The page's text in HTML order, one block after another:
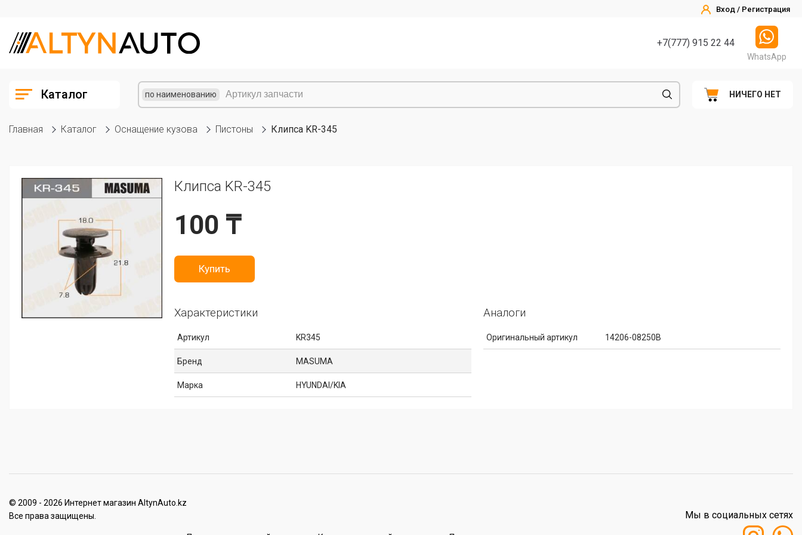
Вход / Регистрация
+7(777) 915 22 44
WhatsApp
Каталог по наименованию НИЧЕГО НЕТ
Главная Каталог Оснащение кузова Пистоны Клипса KR-345
Клипса KR-345
100 ₸
Купить
Характеристики
Артикул KR345
Бренд MASUMA
Марка HYUNDAI/KIA
Аналоги
Оригинальный артикул 14206-08250B
© 2009 - 2026 Интернет магазин AltynAuto.kz
Все права защищены.
Мы в социальных сетях